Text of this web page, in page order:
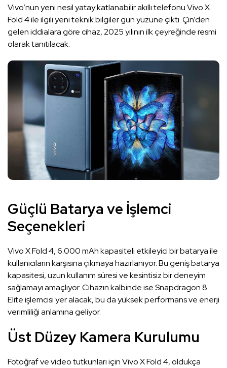
Vivo’nun yeni nesil yatay katlanabilir akıllı telefonu Vivo X
Fold 4 ile ilgili yeni teknik bilgiler gün yüzüne çıktı. Çin’den
gelen iddialara göre cihaz, 2025 yılının ilk çeyreğinde resmi
olarak tanıtılacak.
Güçlü Batarya ve İşlemci
Seçenekleri
Vivo X Fold 4, 6.000 mAh kapasiteli etkileyici bir batarya ile
kullanıcıların karşısına çıkmaya hazırlanıyor. Bu geniş batarya
kapasitesi, uzun kullanım süresi ve kesintisiz bir deneyim
sağlamayı amaçlıyor. Cihazın kalbinde ise Snapdragon 8
Elite işlemcisi yer alacak, bu da yüksek performans ve enerji
verimliliği anlamına geliyor.
Üst Düzey Kamera Kurulumu
Fotoğraf ve video tutkunları için Vivo X Fold 4, oldukça